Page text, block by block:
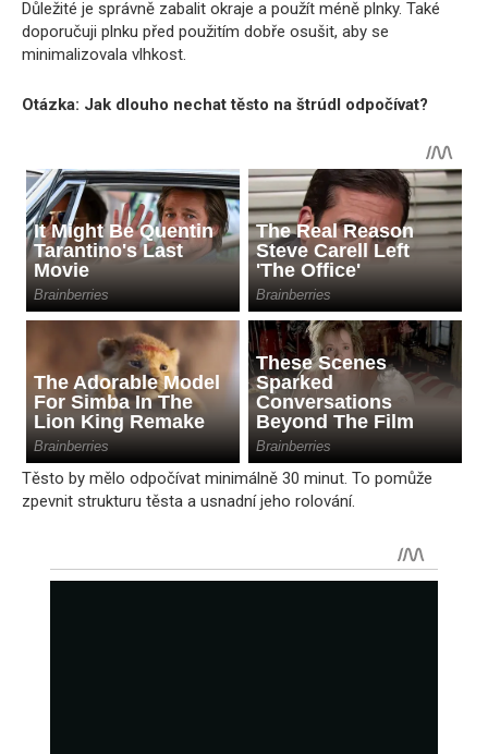
Důležité je správně zabalit okraje a použít méně plnky. Také
doporučuji plnku před použitím dobře osušit, aby se
minimalizovala vlhkost.
Otázka: Jak dlouho nechat těsto na štrúdl odpočívat?
Těsto by mělo odpočívat minimálně 30 minut. To pomůže
zpevnit strukturu těsta a usnadní jeho rolování.